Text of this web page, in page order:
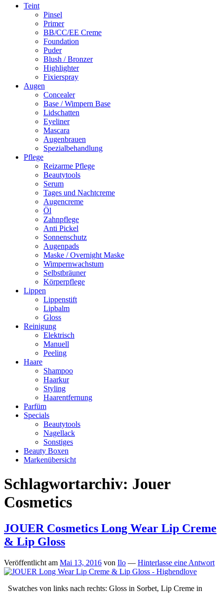
Primäres
Teint
Pinsel
Primer
BB/CC/EE Creme
Foundation
Puder
Blush / Bronzer
Highlighter
Fixierspray
Augen
Concealer
Base / Wimpern Base
Lidschatten
Eyeliner
Mascara
Augenbrauen
Spezialbehandlung
Pflege
Reizarme Pflege
Beautytools
Serum
Tages und Nachtcreme
Augencreme
Öl
Zahnpflege
Anti Pickel
Sonnenschutz
Augenpads
Maske / Overnight Maske
Wimpernwachstum
Selbstbräuner
Körperpflege
Lippen
Lippenstift
Lipbalm
Gloss
Reinigung
Elektrisch
Manuell
Peeling
Haare
Shampoo
Haarkur
Styling
Haarentfernung
Parfüm
Specials
Beautytools
Nagellack
Sonstiges
Beauty Boxen
Markenübersicht
Schlagwortarchiv: Jouer
Cosmetics
JOUER Cosmetics Long Wear Lip Creme
& Lip Gloss
Veröffentlicht am Mai 13, 2016 von Ilo — Hinterlasse eine Antwort
Swatches von links nach rechts: Gloss in Sorbet, Lip Creme in